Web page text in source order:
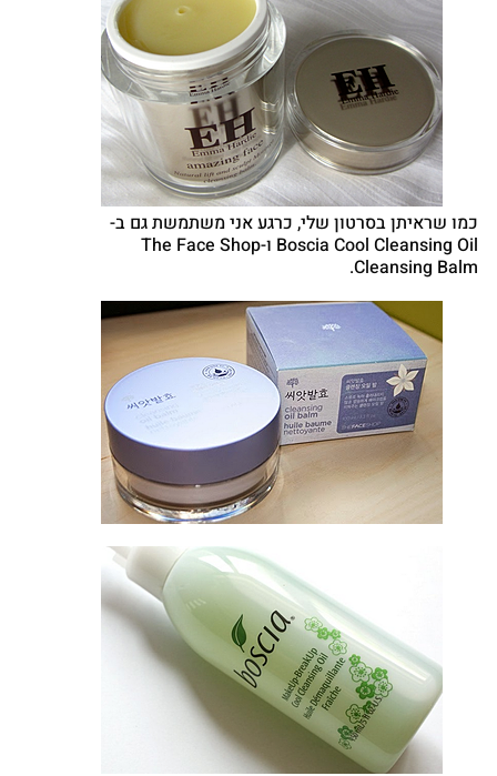
כמו שראיתן בסרטון שלי, כרגע אני משתמשת גם ב-
Boscia Cool Cleansing Oil ו-The Face Shop
Cleansing Balm.